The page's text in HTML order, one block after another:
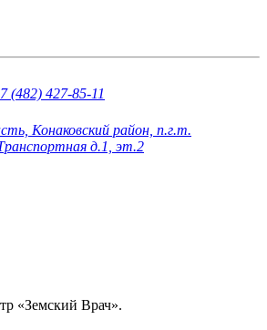
(482) 427-85-11
Конаковский район, п.г.т.
д.1, эт.2
«Земский Врач».